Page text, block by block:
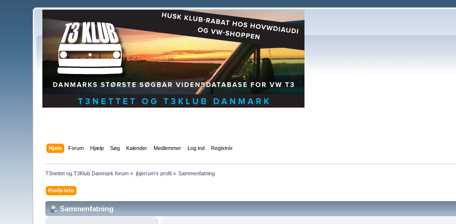
Hjem Forum Hjælp Søg Kalender Medlemmer Log ind Registrér
T3nettet og T3Klub Danmark forum » jbjerrum's profil» Sammenfatning
Profil-info
Sammenfatning